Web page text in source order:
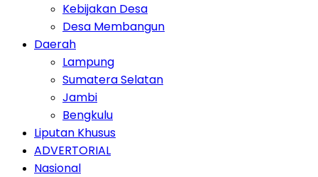
Kebijakan Desa
Desa Membangun
Daerah
Lampung
Sumatera Selatan
Jambi
Bengkulu
Liputan Khusus
ADVERTORIAL
Nasional